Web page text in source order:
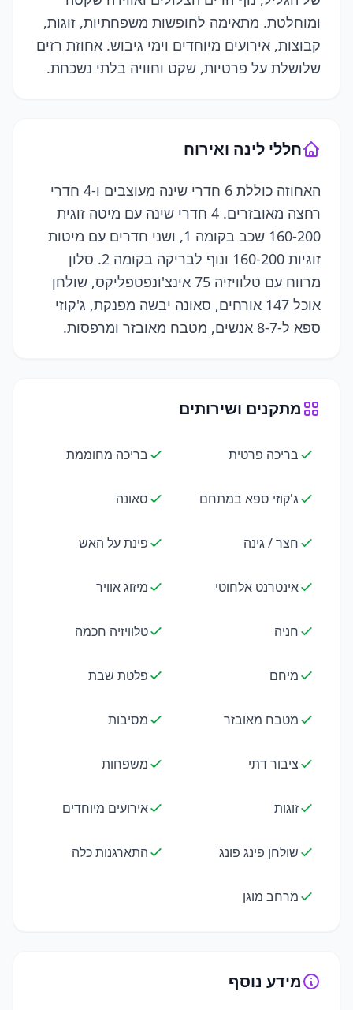
ומוחלטת. מתאימה לחופשות משפחתיות, זוגות,
קבוצות, אירועים מיוחדים וימי גיבוש. אחוזת רזים
שלושלת על פרטיות, שקט וחוויה בלתי נשכחת.
חללי לינה ואירוח
האחוזה כוללת 6 חדרי שינה מעוצבים ו-4 חדרי
רחצה מאובזרים. 4 חדרי שינה עם מיטה זוגית
160-200 שכב בקומה 1, ושני חדרים עם מיטות
זוגיות 160-200 ונוף לבריקה בקומה 2. סלון
מרווח עם טלוויזיה 75 אינצ'ונפטפליקס, שולחן
אוכל 147 אורחים, סאונה יבשה מפנקת, ג'קוזי
ספא ל-8-7 אנשים, מטבח מאובזר ומרפסות.
מתקנים ושירותים
בריכה פרטית בריכה מחוממת
ג'קוזי ספא במתחם סאונה
חצר / גינה פינת על האש
אינטרנט אלחוטי מיזוג אוויר
חניה טלוויזיה חכמה
מיחם פלטת שבת
מטבח מאובזר מסיבות
ציבור דתי משפחות
זוגות אירועים מיוחדים
שולחן פינג פונג התארגנות כלה
מרחב מוגן
מידע נוסף